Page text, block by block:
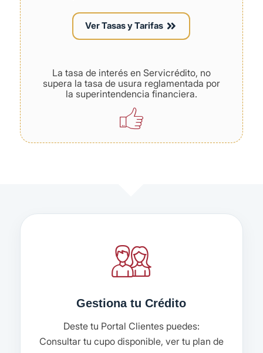
Ver Tasas y Tarifas
La tasa de interés en Servicrédito, no
supera la tasa de usura reglamentada por
la superintendencia financiera.
Gestiona tu Crédito
Deste tu Portal Clientes puedes:
Consultar tu cupo disponible, ver tu plan de